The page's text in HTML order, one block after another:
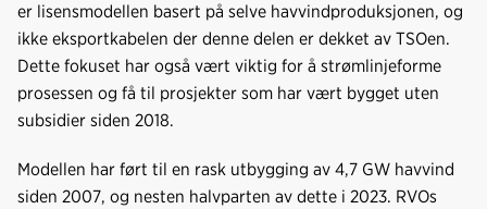
er lisensmodellen basert på selve havvindproduksjonen, og
ikke eksportkabelen der denne delen er dekket av TSOen.
Dette fokuset har også vært viktig for å strømlinjeforme
prosessen og få til prosjekter som har vært bygget uten
subsidier siden 2018.
Modellen har ført til en rask utbygging av 4,7 GW havvind
siden 2007, og nesten halvparten av dette i 2023. RVOs